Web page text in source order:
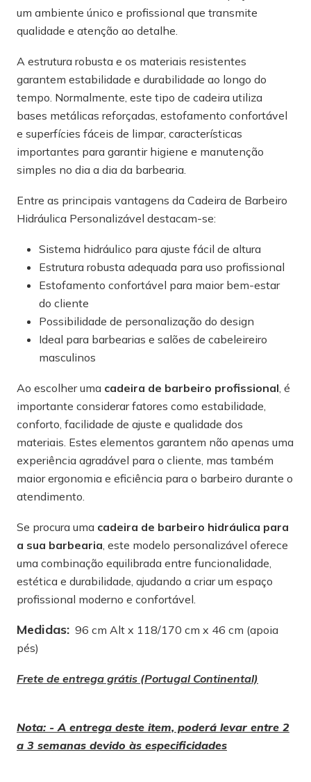
um ambiente único e profissional que transmite
qualidade e atenção ao detalhe.
A estrutura robusta e os materiais resistentes
garantem estabilidade e durabilidade ao longo do
tempo. Normalmente, este tipo de cadeira utiliza
bases metálicas reforçadas, estofamento confortável
e superfícies fáceis de limpar, características
importantes para garantir higiene e manutenção
simples no dia a dia da barbearia.
Entre as principais vantagens da Cadeira de Barbeiro
Hidráulica Personalizável destacam-se:
Sistema hidráulico para ajuste fácil de altura
Estrutura robusta adequada para uso profissional
Estofamento confortável para maior bem-estar
do cliente
Possibilidade de personalização do design
Ideal para barbearias e salões de cabeleireiro
masculinos
Ao escolher uma cadeira de barbeiro profissional, é
importante considerar fatores como estabilidade,
conforto, facilidade de ajuste e qualidade dos
materiais. Estes elementos garantem não apenas uma
experiência agradável para o cliente, mas também
maior ergonomia e eficiência para o barbeiro durante o
atendimento.
Se procura uma cadeira de barbeiro hidráulica para
a sua barbearia, este modelo personalizável oferece
uma combinação equilibrada entre funcionalidade,
estética e durabilidade, ajudando a criar um espaço
profissional moderno e confortável.
Medidas: 96 cm Alt x 118/170 cm x 46 cm (apoia
pés)
Frete de entrega grátis (Portugal Continental)
Nota: - A entrega deste item, poderá levar entre 2
a 3 semanas devido às especificidades